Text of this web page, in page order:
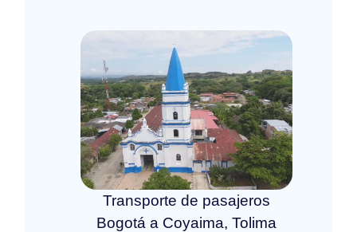
Transporte de pasajeros
Bogotá a Coyaima, Tolima